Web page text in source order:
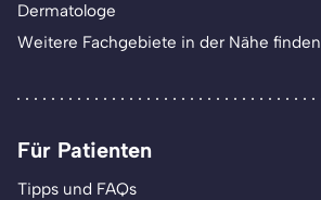
Dermatologe
Weitere Fachgebiete in der Nähe finden
Für Patienten
Tipps und FAQs